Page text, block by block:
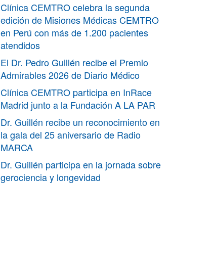
Clínica CEMTRO celebra la segunda
edición de Misiones Médicas CEMTRO
en Perú con más de 1.200 pacientes
atendidos
El Dr. Pedro Guillén recibe el Premio
Admirables 2026 de Diario Médico
Clínica CEMTRO participa en InRace
Madrid junto a la Fundación A LA PAR
Dr. Guillén recibe un reconocimiento en
la gala del 25 aniversario de Radio
MARCA
Dr. Guillén participa en la jornada sobre
gerociencia y longevidad